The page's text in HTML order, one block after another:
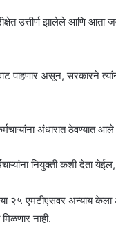
परीक्षेत उत्तीर्ण झालेले आणि
वाट पाहणार असून, सरकारने
अंधारात ठेवण्यात आले
नियुक्ती कशी देता
२५ एमटीएसवर अन्याय केला
नाही.